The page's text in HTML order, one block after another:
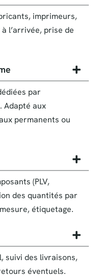
imprimeurs,
l’arrivée, prise de
par
Adapté aux
permanents ou
(PLV,
des quantités par
étiquetage.
suivi des livraisons,
éventuels.